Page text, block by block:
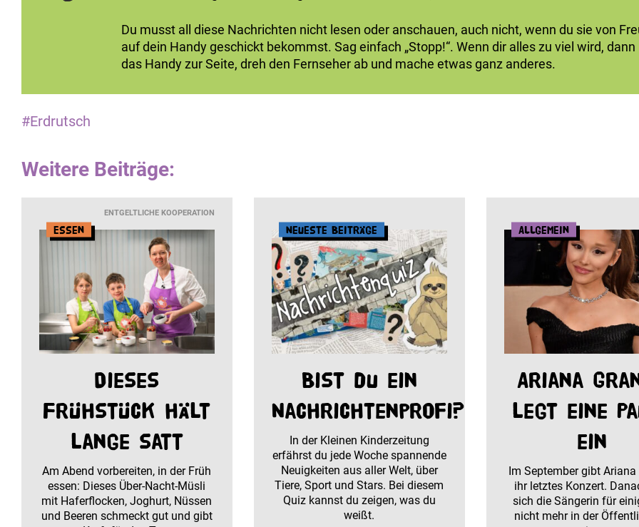
Du musst all diese Nachrichten nicht lesen oder anschauen, auch nicht, wenn du sie von
auf dein Handy geschickt bekommst. Sag einfach „Stopp!“. Wenn dir alles zu viel wird, dann
das Handy zur Seite, dreh den Fernseher ab und mache etwas ganz anderes.
#Erdrutsch
Weitere Beiträge:
ENTGELTLICHE KOOPERATION
Essen
Dieses
Frühstück hält
lange satt
Am Abend vorbereiten, in der Früh
essen: Dieses Über-Nacht-Müsli
mit Haferflocken, Joghurt, Nüssen
und Beeren schmeckt gut und gibt
Neueste Beiträge
Bist du ein
Nachrichtenprofi?
In der Kleinen Kinderzeitung
erfährst du jede Woche spannende
Neuigkeiten aus aller Welt, über
Tiere, Sport und Stars. Bei diesem
Quiz kannst du zeigen, was du
weißt.
Allgemein
Ariana
legt eine
ein
Im September gibt Ariana
ihr letztes Konzert.
sich die Sängerin für
nicht mehr in der